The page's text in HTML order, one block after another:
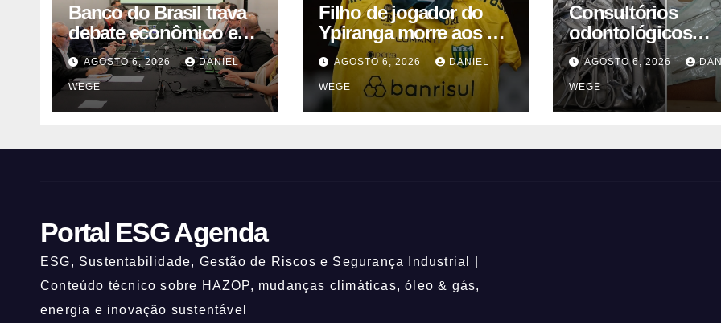
Banco do Brasil trava
debate econômico e
condiciona avanços à
decisão da Fenaban |
Contec Brasil
AGOSTO 6, 2026 DANIEL
WEGE
Filho de jogador do
Ypiranga morre aos 2
anos após acidente
AGOSTO 6, 2026 DANIEL
WEGE
Consultórios
odontológicos
interditados em
Campinas
2025
AGOSTO 6, 2026
WEGE
Portal ESG Agenda
ESG, Sustentabilidade, Gestão de Riscos e Segurança Industrial |
Conteúdo técnico sobre HAZOP, mudanças climáticas, óleo & gás,
energia e inovação sustentável